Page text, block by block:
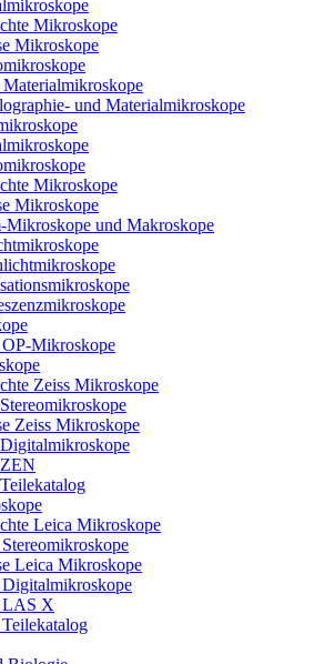
Mikroskope
Mikroskope
und Materialmikroskope
Mikroskope
Mikroskope
Mikroskope und Makroskope
Mikroskope
Zeiss Mikroskope
Zeiss Mikroskope
Leica Mikroskope
Leica Mikroskope
LAS X